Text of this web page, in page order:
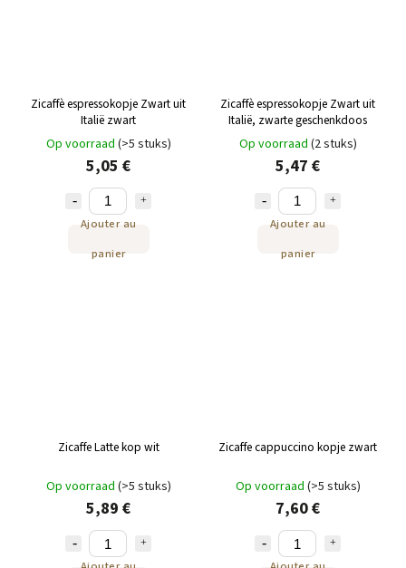
Zicaffè espressokopje Zwart uit
Italië zwart
Op voorraad (>5 stuks)
5,05 €
Ajouter au
panier
Zicaffè espressokopje Zwart uit
Italië, zwarte geschenkdoos
Op voorraad (2 stuks)
5,47 €
Ajouter au
panier
Zicaffe Latte kop wit
Op voorraad (>5 stuks)
5,89 €
Zicaffe cappuccino kopje zwart
Op voorraad (>5 stuks)
7,60 €